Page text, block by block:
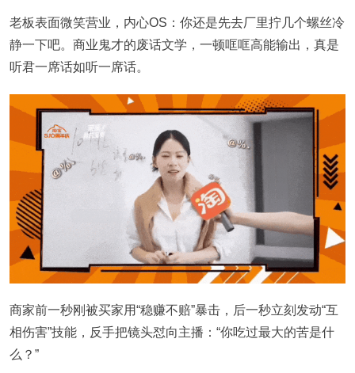
老板表面微笑营业，内心OS：你还是先去厂里拧几个螺丝冷
静一下吧。商业鬼才的废话文学，一顿哐哐高能输出，真是
听君一席话如听一席话。
商家前一秒刚被买家用“稳赚不赔”暴击，后一秒立刻发动“互
相伤害”技能，反手把镜头怼向主播：“你吃过最大的苦是什
么？”